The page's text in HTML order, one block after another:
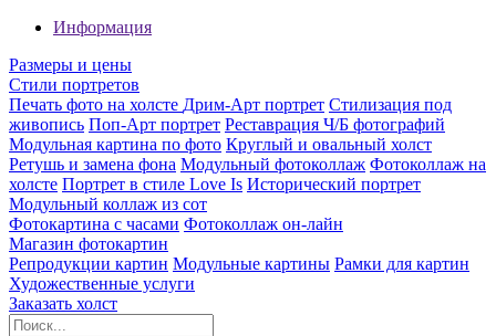
Информация
Размеры и цены
Стили портретов
Печать фото на холсте Дрим-Арт портрет Стилизация под
живопись Поп-Арт портрет Реставрация Ч/Б фотографий
Модульная картина по фото Круглый и овальный холст
Ретушь и замена фона Модульный фотоколлаж Фотоколлаж на
холсте Портрет в стиле Love Is Исторический портрет
Модульный коллаж из сот
Фотокартина с часами Фотоколлаж он-лайн
Магазин фотокартин
Репродукции картин Модульные картины Рамки для картин
Художественные услуги
Заказать холст